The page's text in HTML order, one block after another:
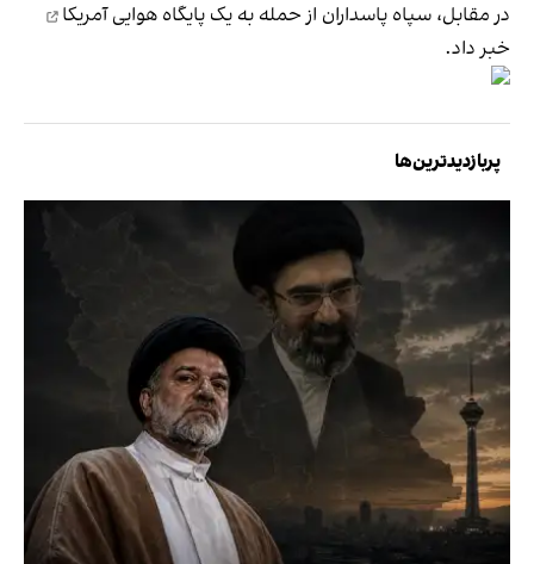
در مقابل، سپاه پاسداران از حمله به یک پایگاه هوایی آمریکا
خبر داد.
پربازدیدترین‌ها